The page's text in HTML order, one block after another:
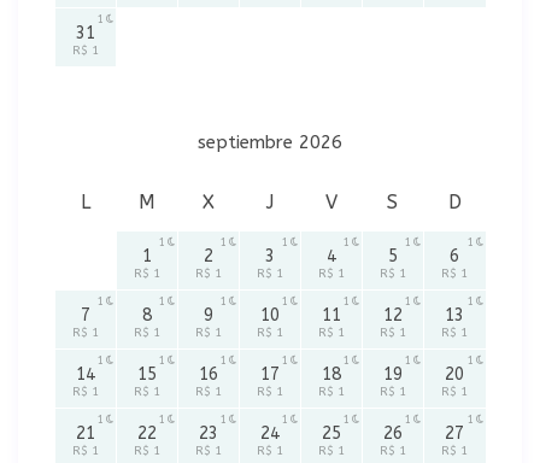
31
R$ 1
1
septiembre 2026
L M X J V S D
1
R$ 1
1
2
R$ 1
1
3
R$ 1
1
4
R$ 1
1
5
R$ 1
1
6
R$ 1
1
7
R$ 1
1
8
R$ 1
1
9
R$ 1
1
10
R$ 1
1
11
R$ 1
1
12
R$ 1
1
13
R$ 1
1
14
R$ 1
1
15
R$ 1
1
16
R$ 1
1
17
R$ 1
1
18
R$ 1
1
19
R$ 1
1
20
R$ 1
1
21
R$ 1
1
22
R$ 1
1
23
R$ 1
1
24
R$ 1
1
25
R$ 1
1
26
R$ 1
1
27
R$ 1
1